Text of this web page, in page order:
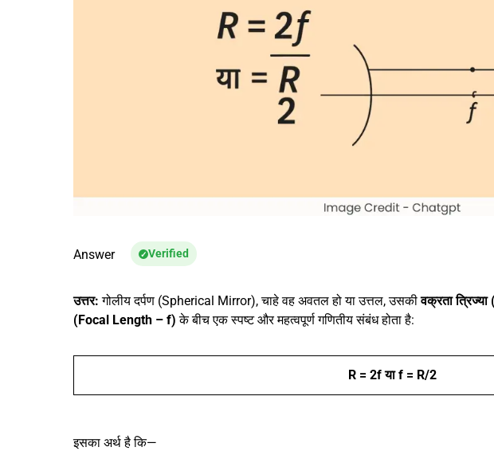
Answer Verified
उत्तर: गोलीय दर्पण (Spherical Mirror), चाहे वह अवतल हो या उत्तल, उसकीवक्रता
(Focal Length – f) के बीच एक स्पष्ट और महत्वपूर्ण गणितीय संबंध होता है:
R = 2f या f = R/2
इसका अर्थ है कि—